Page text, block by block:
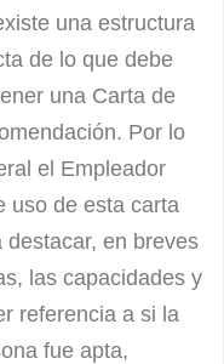
una estructura
de lo que debe
una Carta de
Por lo
el Empleador
uso de esta carta
destacar, en breves
las capacidades y
referencia a si la
fue apta,